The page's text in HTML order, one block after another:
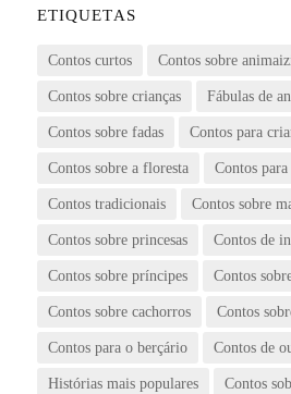
ETIQUETAS
Contos curtos Contos sobre
Contos sobre crianças Fábulas de
Contos sobre fadas Contos para
Contos sobre a floresta Contos
Contos tradicionais Contos sobre
Contos sobre princesas Contos de
Contos sobre príncipes Contos
Contos sobre cachorros Contos
Contos para o berçário Contos de
Histórias mais populares Contos